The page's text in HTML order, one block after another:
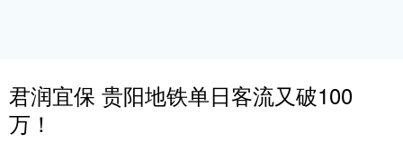
君润宜保 贵阳地铁单日客流又破100
万！